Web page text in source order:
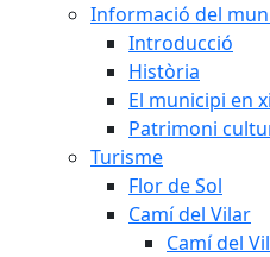
Informació del
Introducció
Història
El municipi en
Patrimoni
Turisme
Flor de Sol
Camí del Vilar
Camí del